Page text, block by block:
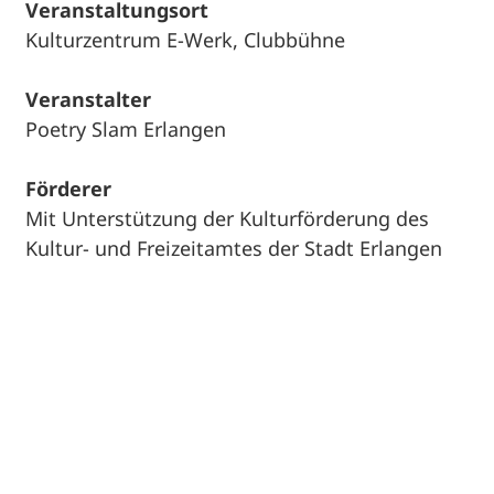
Veranstaltungsort
Kulturzentrum E-Werk, Clubbühne
Veranstalter
Poetry Slam Erlangen
Förderer
Mit Unterstützung der Kulturförderung des
Kultur- und Freizeitamtes der Stadt Erlangen